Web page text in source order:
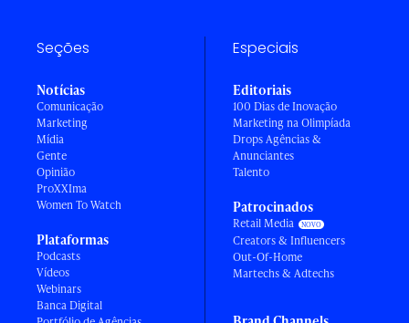
Seções
Notícias
Comunicação
Marketing
Mídia
Gente
Opinião
ProXXIma
Women To Watch
Plataformas
Podcasts
Vídeos
Webinars
Banca Digital
Especiais
Editoriais
100 Dias de Inovação
Marketing na Olimpíada
Drops Agências &
Anunciantes
Talento
Patrocinados
Retail Media
Creators & Influencers
Out-Of-Home
Martechs & Adtechs